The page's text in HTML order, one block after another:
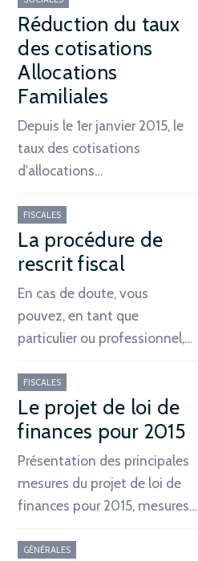
Réduction du taux
des cotisations
Allocations
Familiales
Depuis le 1er janvier 2015, le
taux des cotisations
d'allocations…
FISCALES
La procédure de
rescrit fiscal
En cas de doute, vous
pouvez, en tant que
particulier ou professionnel,…
FISCALES
Le projet de loi de
finances pour 2015
Présentation des principales
mesures du projet de loi de
finances pour 2015, mesures…
GÉNÉRALES